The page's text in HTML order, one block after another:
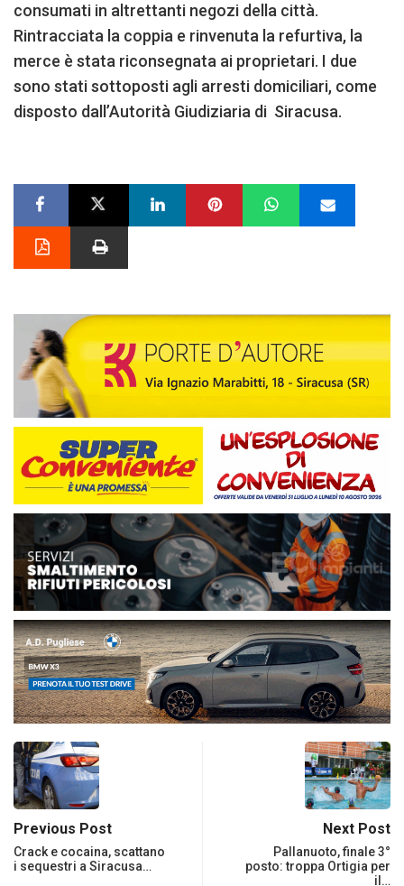
consumati in altrettanti negozi della città.
Rintracciata la coppia e rinvenuta la refurtiva, la
merce è stata riconsegnata ai proprietari. I due
sono stati sottoposti agli arresti domiciliari, come
disposto dall’Autorità Giudiziaria di Siracusa.
Previous Post
Crack e cocaina, scattano
i sequestri a Siracusa…
Next Post
Pallanuoto, finale 3°
posto: troppa Ortigia per
il…